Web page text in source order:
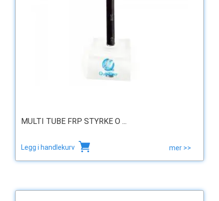
MULTI TUBE FRP STYRKE O ...
Legg i handlekurv mer >>